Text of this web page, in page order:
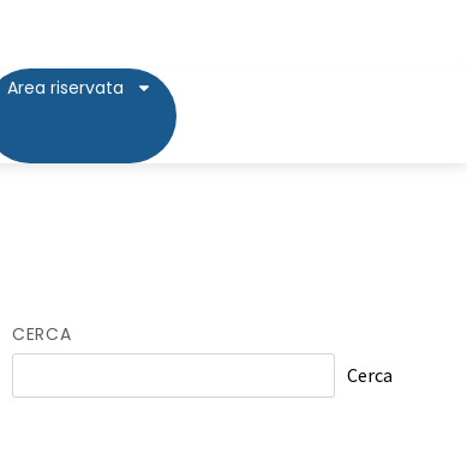
Area riservata
CERCA
Cerca